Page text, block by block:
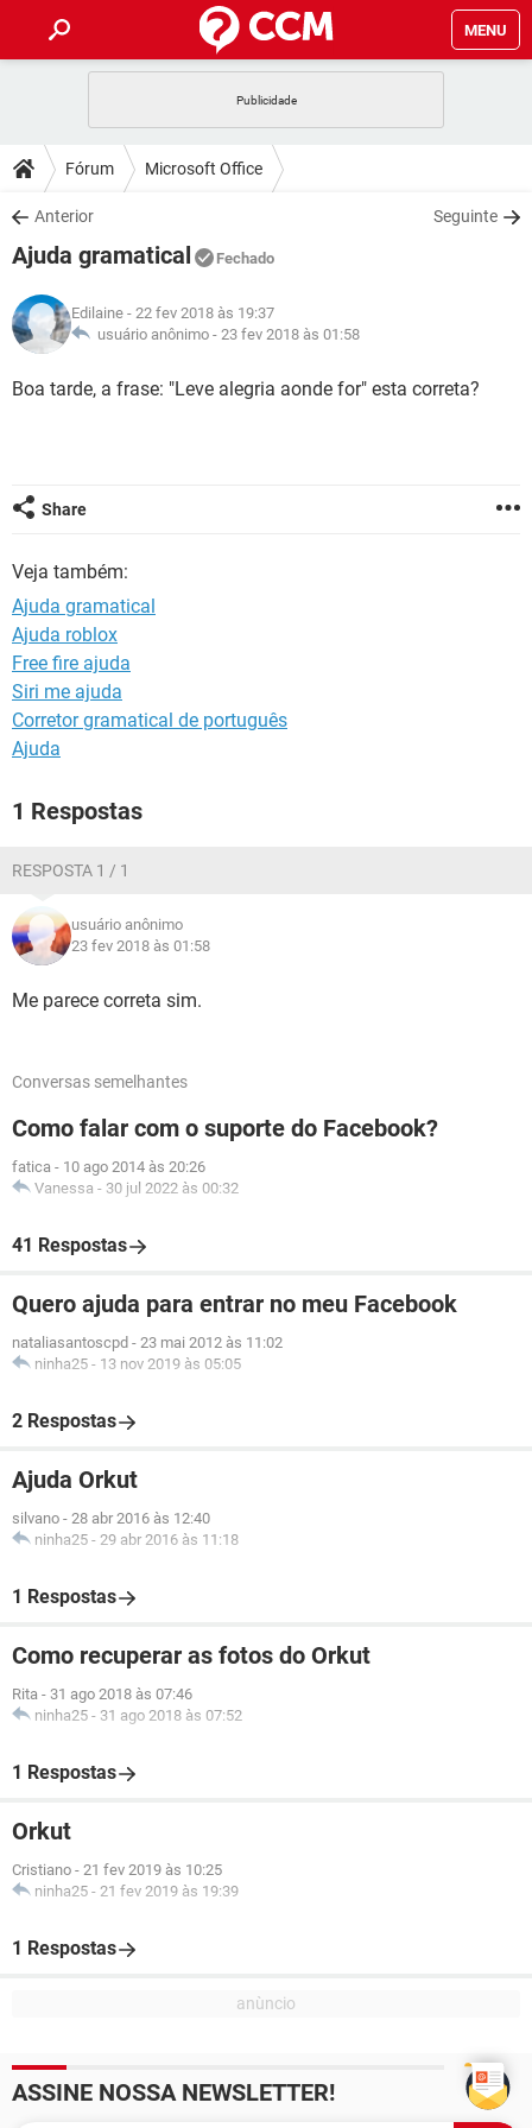
MENU
CELULAR
OUTLOOK
INSTAGRAM
GUIA DE COMPRAS
DICAS
JOGOS
INSTAGRAM
GUIA DE COMPRAS
DOWNLOADS
JOGOS
CELULAR
OUTLOOK EXCEL
INSTAGRAM GMAIL
FÓRUM
JOGOS
CELULAR
OUTLOOK EXCEL
GLOSSÁRIO
WHATSAPP
INSTAGRAM
Fórum Microsoft Office
Anterior Seguinte
Ajuda gramatical Fechado
Edilaine - 22 fev 2018 às 19:37
usuário anônimo - 23 fev 2018 às 01:58
Boa tarde, a frase: "Leve alegria aonde for" esta correta?
Share
Veja também:
Ajuda gramatical
Ajuda roblox
Free fire ajuda
Siri me ajuda
Corretor gramatical de português
Ajuda
1 Respostas
RESPOSTA 1 / 1
usuário anônimo
23 fev 2018 às 01:58
Me parece correta sim.
Conversas semelhantes
Como falar com o suporte do Facebook?
fatica - 10 ago 2014 às 20:26
Vanessa - 30 jul 2022 às 00:32
41 Respostas
Quero ajuda para entrar no meu Facebook
nataliasantoscpd - 23 mai 2012 às 11:02
ninha25 - 13 nov 2019 às 05:05
2 Respostas
Ajuda Orkut
silvano - 28 abr 2016 às 12:40
ninha25 - 29 abr 2016 às 11:18
1 Respostas
Como recuperar as fotos do Orkut
Rita - 31 ago 2018 às 07:46
ninha25 - 31 ago 2018 às 07:52
1 Respostas
Orkut
Cristiano - 21 fev 2019 às 10:25
ninha25 - 21 fev 2019 às 19:39
1 Respostas
ASSINE NOSSA NEWSLETTER!